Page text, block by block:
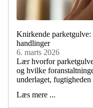
Knirkende
handlinger
6. marts 2026
Lær hvorfor
og hvilke
underlaget,
Læs mere ...